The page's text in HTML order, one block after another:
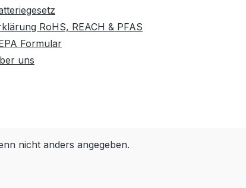
RoHS, REACH & PFAS
Formular
uns
nicht anders angegeben.